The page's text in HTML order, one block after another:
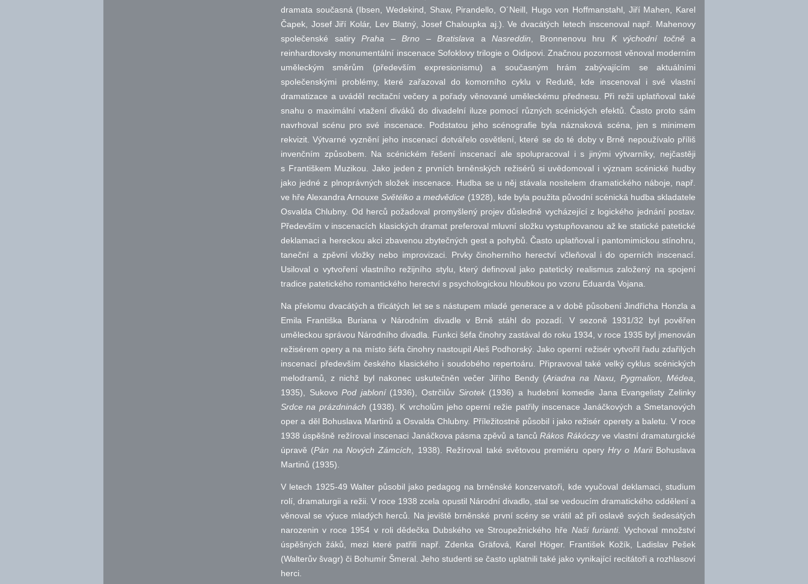
dramata současná (Ibsen, Wedekind, Shaw, Pirandello, O´Neill, Hugo von Hoffmanstahl, Jiří Mahen, Karel
Čapek, Josef Jiří Kolár, Lev Blatný, Josef Chaloupka aj.). Ve dvacátých letech inscenoval např.
Mahenovy
společenské satiry Praha – Brno – Bratislava a Nasreddin , Bronnenovu hru K východní točněa
reinhardtovsky monumentální inscenace Sofoklovy trilogie o Oidipovi. Značnou pozornost věnoval moderním
uměleckým směrům (především expresionismu) a současným hrám zabývajícím se aktuálními
společenskými problémy, které zařazoval do komorního cyklu v Redutě, kde inscenoval i své vlastní
dramatizace a uváděl recitační večery a pořady věnované uměleckému přednesu. Při režii uplatňoval také
snahu o maximální vtažení diváků do divadelní iluze pomocí různých scénických efektů. Často proto sám
navrhoval scénu pro své inscenace. Podstatou jeho scénografie byla náznaková scéna, jen s minimem
rekvizit. Výtvarné vyznění jeho inscenací dotvářelo osvětlení, které se do té doby v Brně nepoužívalo příliš
invenčním způsobem. Na scénickém řešení inscenací ale spolupracoval i s jinými výtvarníky, nejčastěji
s Františkem Muzikou. Jako jeden z prvních brněnských režisérů si uvědomoval i význam scénické hudby
jako jedné z plnoprávných složek inscenace. Hudba se u něj stávala nositelem dramatického náboje, např.
ve hře Alexandra ArnouxeSvětélko a medvědice (1928), kde byla použita původní scénická hudba skladatele
Osvalda Chlubny. Od herců požadoval promyšlený projev důsledně vycházející z logického jednání postav.
Především v inscenacích klasických dramat preferoval mluvní složku vystupňovanou až ke statické patetické
deklamaci a hereckou akci zbavenou zbytečných gest a pohybů. Často uplatňoval i pantomimickou stínohru,
taneční a zpěvní vložky nebo improvizaci. Prvky činoherního herectví včleňoval i do operních inscenací.
Usiloval o vytvoření vlastního režijního stylu, který definoval jako patetický realismus založený na spojení
tradice patetického romantického herectví s psychologickou hloubkou po vzoru Eduarda Vojana.
Na přelomu dvacátých a třicátých let se s nástupem mladé generace a v době působení Jindřicha Honzla a
Emila Františka Buriana v Národním divadle v Brně stáhl do pozadí. V sezoně 1931/32 byl pověřen
uměleckou správou Národního divadla. Funkci šéfa činohry zastával do roku 1934, v roce 1935 byl jmenován
režisérem opery a na místo šéfa činohry nastoupil Aleš Podhorský. Jako operní režisér vytvořil řadu zdařilých
inscenací především českého klasického i soudobého repertoáru. Připravoval také velký cyklus scénických
melodramů, z nichž byl nakonec uskutečněn večer Jiřího Bendy (Ariadna na Naxu, Pygmalion, Médea
1935), SukovoPod jabloní(1936), Ostrčilův Sirotek(1936) a hudební komedie Jana Evangelisty Zelinky
Srdce na prázdninách (1938). K vrcholům jeho operní režie patřily inscenace Janáčkových a Smetanových
oper a děl Bohuslava Martinů a Osvalda Chlubny. Příležitostně působil i jako režisér operety a baletu. V roce
1938 úspěšně režíroval inscenaci Janáčkova pásma zpěvů a tancůRákos Rákóczyve vlastní dramaturgické
úpravě (Pán na Nových Zámcích , 1938). Režíroval také světovou premiéru opery Hry o MariiBohuslava
Martinů (1935).
V letech 1925-49 Walter působil jako pedagog na brněnské konzervatoři, kde vyučoval deklamaci, studium
rolí, dramaturgii a režii. V roce 1938 zcela opustil Národní divadlo, stal se vedoucím dramatického oddělení a
věnoval se výuce mladých herců. Na jeviště brněnské první scény se vrátil až při oslavě svých šedesátých
narozenin v roce 1954 v roli dědečka Dubského ve Stroupežnického hře Naši furianti. Vychoval množství
úspěšných žáků, mezi které patřili např.
Zdenka Gräfová, Karel Höger. František Kožík, Ladislav Pešek
(Walterův švagr) či Bohumír Šmeral. Jeho studenti se často uplatnili také jako vynikající recitátoři a rozhlasoví
herci.